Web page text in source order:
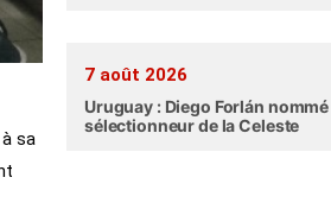
sa
7 août 2026
Uruguay : Diego Forlán nommé
sélectionneur de la Celeste